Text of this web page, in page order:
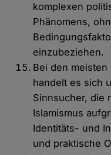
komplexen
Phänomens,
einzubeziehen.
Bei den meisten
handelt es sich
Sinnsucher, die
Islamismus
Identitäts- und
und praktische